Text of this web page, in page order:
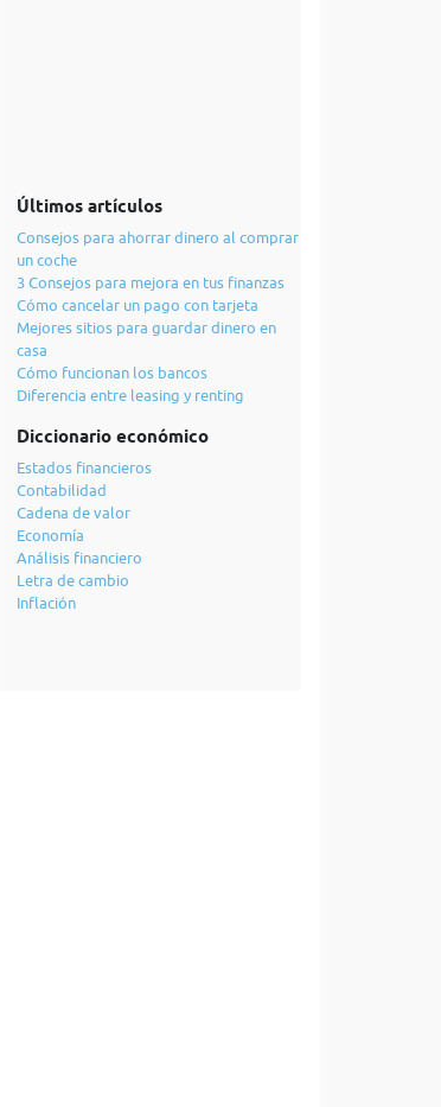
Últimos artículos
Consejos para ahorrar dinero al comprar
un coche
3 Consejos para mejora en tus finanzas
Cómo cancelar un pago con tarjeta
Mejores sitios para guardar dinero en
casa
Cómo funcionan los bancos
Diferencia entre leasing y renting
Diccionario económico
Estados financieros
Contabilidad
Cadena de valor
Economía
Análisis financiero
Letra de cambio
Inflación